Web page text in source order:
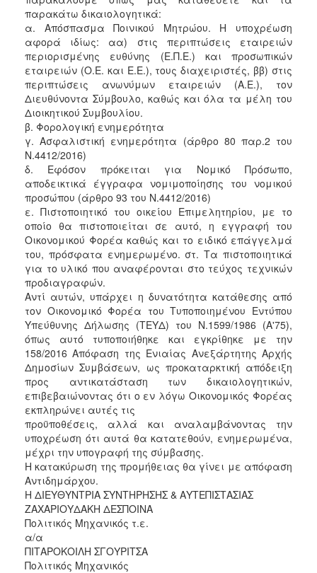
παρακάτω δικαιολογητικά:
α. Απόσπασμα Ποινικού Μητρώου. Η υποχρέωση
αφορά ιδίως: αα) στις περιπτώσεις εταιρειών
περιορισμένης ευθύνης (Ε.Π.Ε.) και προσωπικών
εταιρειών (Ο.Ε. και Ε.Ε.), τους διαχειριστές, ββ) στις
περιπτώσεις ανωνύμων εταιρειών (Α.Ε.), τον
Διευθύνοντα Σύμβουλο, καθώς και όλα τα μέλη του
Διοικητικού Συμβουλίου.
β. Φορολογική ενημερότητα
γ. Ασφαλιστική ενημερότητα (άρθρο 80 παρ.2 του
Ν.4412/2016)
δ. Εφόσον πρόκειται για Νομικό Πρόσωπο,
αποδεικτικά έγγραφα νομιμοποίησης του νομικού
προσώπου (άρθρο 93 του Ν.4412/2016)
ε. Πιστοποιητικό του οικείου Επιμελητηρίου, με το
οποίο θα πιστοποιείται σε αυτό, η εγγραφή του
Οικονομικού Φορέα καθώς και το ειδικό επάγγελμά
του, πρόσφατα ενημερωμένο. στ. Τα πιστοποιητικά
για το υλικό που αναφέρονται στο τεύχος τεχνικών
προδιαγραφών.
Αντί αυτών, υπάρχει η δυνατότητα κατάθεσης από
τον Οικονομικό Φορέα του Τυποποιημένου Εντύπου
Υπεύθυνης Δήλωσης (ΤΕΥΔ) του Ν.1599/1986 (Α'75),
όπως αυτό τυποποιήθηκε και εγκρίθηκε με την
158/2016 Απόφαση της Ενιαίας Ανεξάρτητης Αρχής
Δημοσίων Συμβάσεων, ως προκαταρκτική απόδειξη
προς αντικατάσταση των δικαιολογητικών,
επιβεβαιώνοντας ότι ο εν λόγω Οικονομικός Φορέας
εκπληρώνει αυτές τις
προϋποθέσεις, αλλά και αναλαμβάνοντας την
υποχρέωση ότι αυτά θα κατατεθούν, ενημερωμένα,
μέχρι την υπογραφή της σύμβασης.
Η κατακύρωση της προμήθειας θα γίνει με απόφαση
Αντιδημάρχου.
Η ΔΙΕΥΘΥΝΤΡΙΑ ΣΥΝΤΗΡΗΣΗΣ & ΑΥΤΕΠΙΣΤΑΣΙΑΣ
ΖΑΧΑΡΙΟΥΔΑΚΗ ΔΕΣΠΟΙΝΑ
Πολιτικός Μηχανικός τ.ε.
α/α
ΠΙΤΑΡΟΚΟΙΛΗ ΣΓΟΥΡΙΤΣΑ
Πολιτικός Μηχανικός